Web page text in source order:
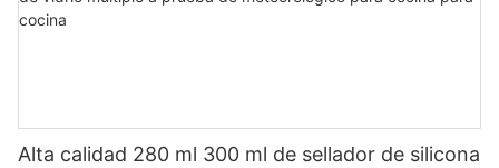
Alta calidad 280 ml 300 ml de sellador de silicona